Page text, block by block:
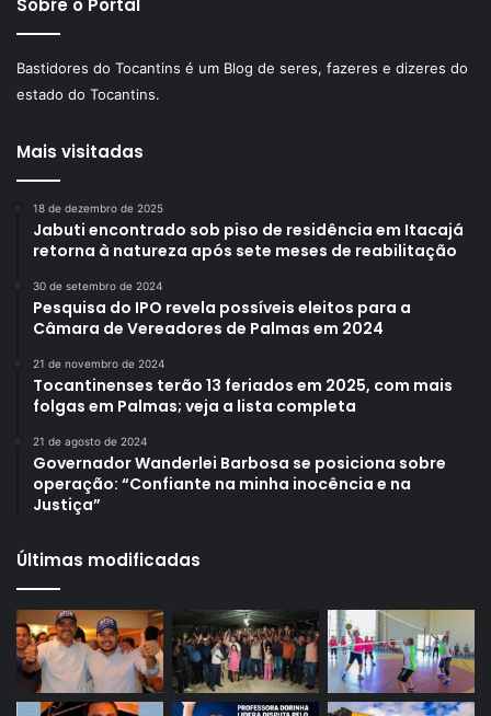
Sobre o Portal
Bastidores do Tocantins é um Blog de seres, fazeres e dizeres do
estado do Tocantins.
Mais visitadas
18 de dezembro de 2025
Jabuti encontrado sob piso de residência em Itacajá
retorna à natureza após sete meses de reabilitação
30 de setembro de 2024
Pesquisa do IPO revela possíveis eleitos para a
Câmara de Vereadores de Palmas em 2024
21 de novembro de 2024
Tocantinenses terão 13 feriados em 2025, com mais
folgas em Palmas; veja a lista completa
21 de agosto de 2024
Governador Wanderlei Barbosa se posiciona sobre
operação: “Confiante na minha inocência e na
Justiça”
Últimas modificadas